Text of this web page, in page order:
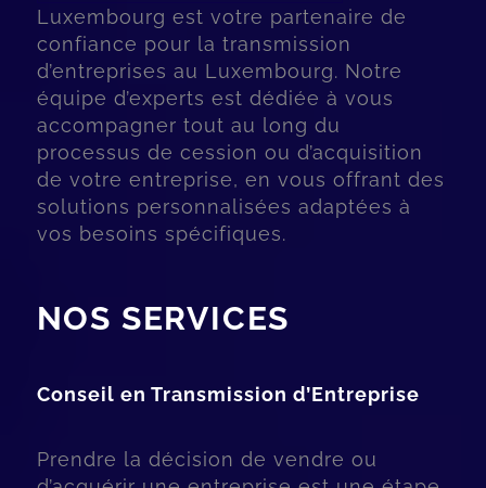
Luxembourg est votre partenaire de
confiance pour la transmission
d’entreprises au Luxembourg. Notre
équipe d’experts est dédiée à vous
accompagner tout au long du
processus de cession ou d’acquisition
de votre entreprise, en vous offrant des
solutions personnalisées adaptées à
vos besoins spécifiques.
NOS SERVICES
Conseil en Transmission d’Entreprise
Prendre la décision de vendre ou